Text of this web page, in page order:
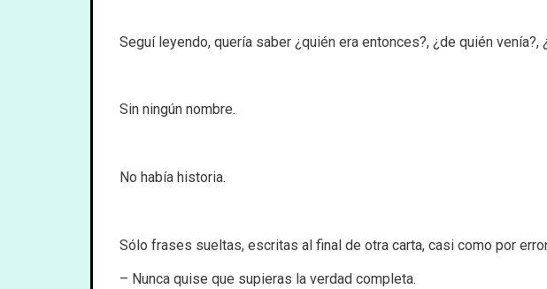
Seguí leyendo, quería saber ¿quién era entonces?, ¿de quién venía?,
Sin ningún nombre.
No había historia.
Sólo frases sueltas, escritas al final de otra carta, casi como por
– Nunca quise que supieras la verdad completa.